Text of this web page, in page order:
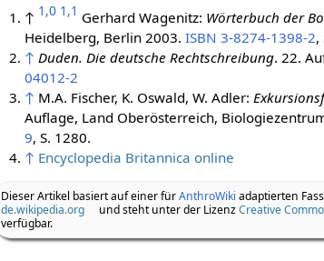
↑ 1,0 1,1 Gerhard Wagenitz: Wörterbuch der
Heidelberg, Berlin 2003.ISBN 3-8274-1398-2,
↑ Duden. Die deutsche Rechtschreibung. 22.
04012-2
↑ M.A. Fischer, K. Oswald, W. Adler:
Auflage, Land Oberösterreich,
9, S. 1280.
↑ Encyclopedia Britannica online
Dieser Artikel basiert auf einer fürAnthroWiki adaptierten
de.wikipedia.org
und steht unter der LizenzCreative
verfügbar.